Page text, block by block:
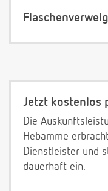
Jetzt kostenlos
Die
Hebamme
Dienstleister und
dauerhaft ein.